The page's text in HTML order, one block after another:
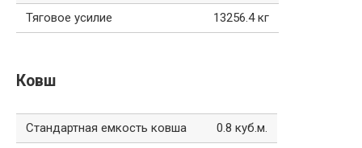
Тяговое усилие
13256.4 кг
Ковш
Стандартная емкость ковша
0.8 куб.м.